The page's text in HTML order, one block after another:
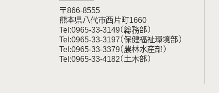
〒866-8555
熊本県八代市西片町1660
Tel:0965‐33‐3149（総務部）
Tel:0965-33-3197（保健福祉環境部）
Tel:0965-33-3379（農林水産部）
Tel:0965-33-4182（土木部）